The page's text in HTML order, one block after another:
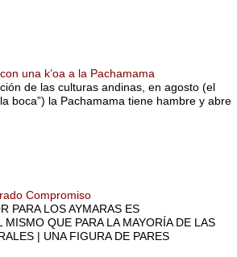
una k’oa a la Pachamama
de las culturas andinas, en agosto (el
boca”) la Pachamama tiene hambre y abre
Compromiso
PARA LOS AYMARAS ES
MISMO QUE PARA LA MAYORÍA DE LAS
| UNA FIGURA DE PARES